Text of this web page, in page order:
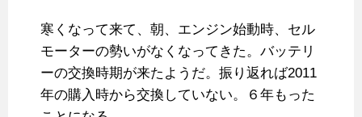
寒くなって来て、朝、エンジン始動時、セル
モーターの勢いがなくなってきた。バッテリ
ーの交換時期が来たようだ。振り返れば2011
年の購入時から交換していない。６年もった